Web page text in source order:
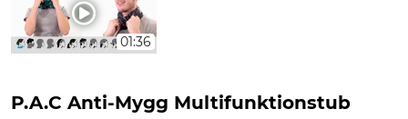
01:36
P.A.C Anti-Mygg Multifunktionstub